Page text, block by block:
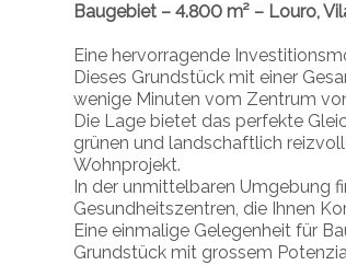
Baugebiet – 4.800 m² – Louro,
Eine hervorragende
Dieses Grundstück mit einer
wenige Minuten vom Zentrum
Die Lage bietet das perfekte
grünen und landschaftlich
Wohnprojekt.
In der unmittelbaren Umgebung
Gesundheitszentren, die Ihnen
Eine einmalige Gelegenheit für
Grundstück mit grossem